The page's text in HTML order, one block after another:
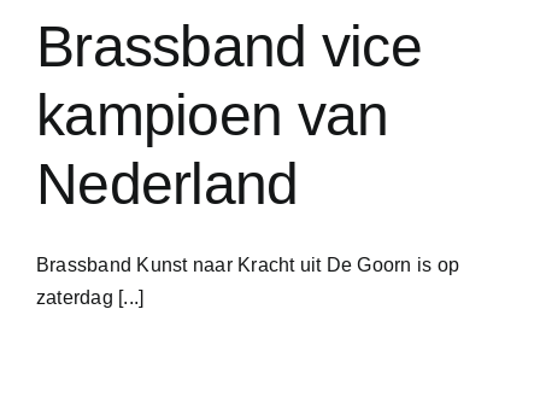
Brassband vice
kampioen van
Nederland
Brassband Kunst naar Kracht uit De Goorn is op
zaterdag [...]